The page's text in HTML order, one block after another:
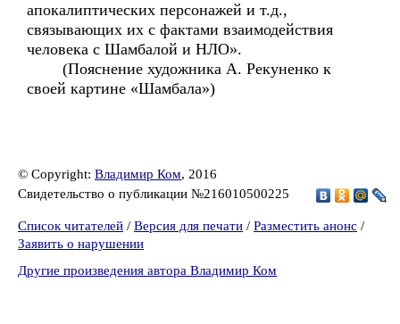
апокалиптических персонажей и т.д.,
связывающих их с фактами взаимодействия
человека с Шамбалой и НЛО».
(Пояснение художника А. Рекуненко к
своей картине «Шамбала»)
© Copyright: Владимир Ком, 2016
Свидетельство о публикации №216010500225
Список читателей / Версия для печати / Разместить анонс /
Заявить о нарушении
Другие произведения автора Владимир Ком